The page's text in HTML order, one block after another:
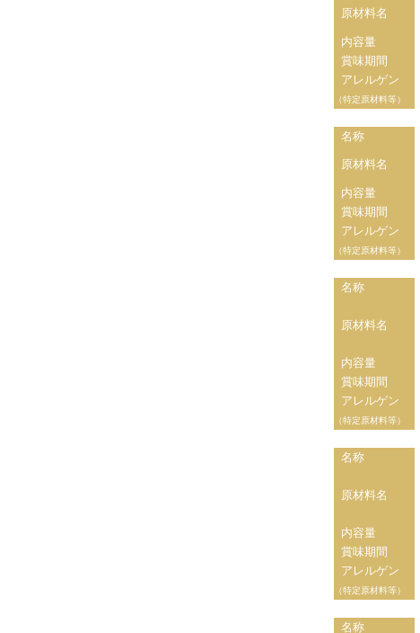
原材料名
内容量
賞味期間
アレルゲン
（特定原材料等）
名称
原材料名
内容量
賞味期間
アレルゲン
（特定原材料等）
名称
原材料名
内容量
賞味期間
アレルゲン
（特定原材料等）
名称
原材料名
内容量
賞味期間
アレルゲン
（特定原材料等）
名称